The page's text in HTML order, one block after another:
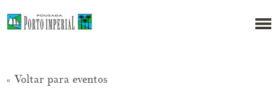
« Voltar para eventos